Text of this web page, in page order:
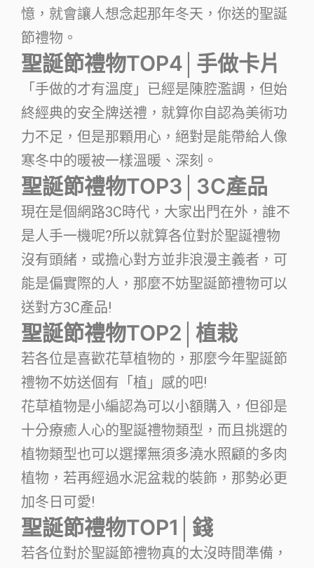
憶，就會讓人想念起那年冬天，你送的聖誕
節禮物。
聖誕節禮物TOP4│手做卡片
「手做的才有溫度」已經是陳腔濫調，但始
終經典的安全牌送禮，就算你自認為美術功
力不足，但是那顆用心，絕對是能帶給人像
寒冬中的暖被一樣溫暖、深刻。
聖誕節禮物TOP3│3C產品
現在是個網路3C時代，大家出門在外，誰不
是人手一機呢?所以就算各位對於聖誕禮物
沒有頭緒，或擔心對方並非浪漫主義者，可
能是偏實際的人，那麼不妨聖誕節禮物可以
送對方3C產品!
聖誕節禮物TOP2│植栽
若各位是喜歡花草植物的，那麼今年聖誕節
禮物不妨送個有「植」感的吧!
花草植物是小編認為可以小額購入，但卻是
十分療癒人心的聖誕禮物類型，而且挑選的
植物類型也可以選擇無須多澆水照顧的多肉
植物，若再經過水泥盆栽的裝飾，那勢必更
加冬日可愛!
聖誕節禮物TOP1│錢
若各位對於聖誕節禮物真的太沒時間準備，